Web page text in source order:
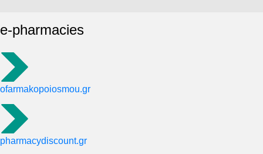
e-pharmacies
ofarmakopoiosmou.gr
pharmacydiscount.gr